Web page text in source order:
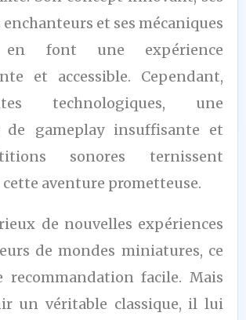
et ses mécaniques
en font une expérience
et accessible. Cependant,
technologiques, une
de gameplay insuffisante et
sonores ternissent
aventure prometteuse.
de nouvelles expériences
de mondes miniatures, ce
recommandation facile. Mais
un véritable classique, il lui